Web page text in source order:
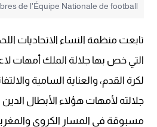
de l'Équipe Nationale de football
تابعت منظمة النساء الاتحاديات
التي خص بها جلالة الملك أمهات
لكرة القدم، والعناية السامية
جلالته لأمهات هؤلاء الأبطال
مسبوقة في المسار الكروي